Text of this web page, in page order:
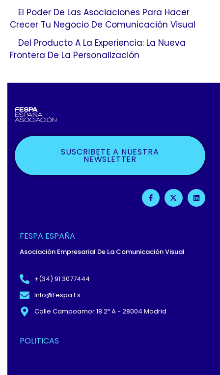
El Poder De Las Asociaciones Para Hacer
Crecer Tu Negocio De Comunicación Visual
Del Producto A La Experiencia: La Nueva
Frontera De La Personalización
SUSCRIBETE A NUESTRA
NEWSLETTER
F
A
C
F
X
-
T
L
I
N
FESPA ESPAÑA
Asociación Empresarial De La Comunicación Visual
+(34) 91 3077444
Info@fespa.es
Calle Campoamor 18 2º A - 28004 Madrid
POLITICAS